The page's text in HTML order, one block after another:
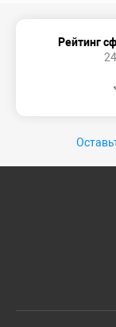
Рейтинг